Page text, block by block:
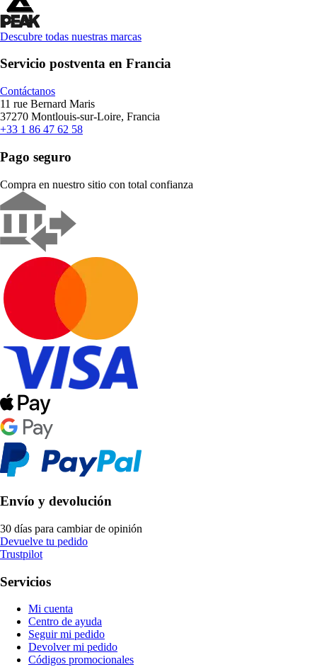
Descubre todas nuestras marcas
Servicio postventa en Francia
Contáctanos
11 rue Bernard Maris
37270 Montlouis-sur-Loire, Francia
+33 1 86 47 62 58
Pago seguro
Compra en nuestro sitio con total confianza
Envío y devolución
30 días para cambiar de opinión
Devuelve tu pedido
Trustpilot
Servicios
Mi cuenta
Centro de ayuda
Seguir mi pedido
Devolver mi pedido
Códigos promocionales